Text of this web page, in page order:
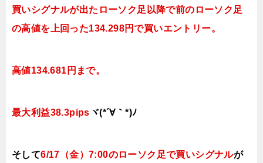
買いシグナルが出たローソク足以降で前のローソク足
の高値を上回った134.298円で買いエントリー。
高値134.681円まで。
最大利益38.3pips ヾ(*´∀｀*)ﾉ
そして6/17（金）7:00のローソク足で買いシグナルが